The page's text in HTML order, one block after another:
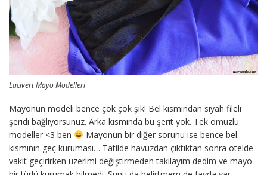
Lacivert Mayo Modelleri
Mayonun modeli bence çok çok şık! Bel kısmından siyah fileli
şeridi bağlıyorsunuz. Arka kısmında bu şerit yok. Tek omuzlu
modeller <3 ben
Mayonun bir diğer sorunu ise bence bel
kısmının geç kuruması… Tatilde havuzdan çıktıktan sonra otelde
vakit geçirirken üzerimi değiştirmeden takılayım dedim ve mayo